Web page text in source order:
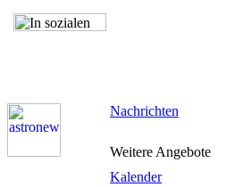
Nachrichten
Weitere Angebote
Kalender